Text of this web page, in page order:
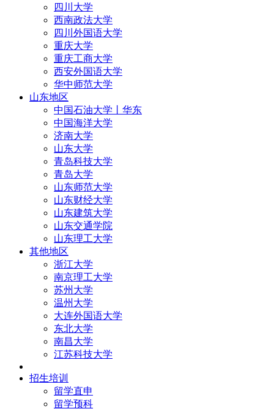
四川大学
西南政法大学
四川外国语大学
重庆大学
重庆工商大学
西安外国语大学
华中师范大学
山东地区
中国石油大学丨华东
中国海洋大学
济南大学
山东大学
青岛科技大学
青岛大学
山东师范大学
山东财经大学
山东建筑大学
山东交通学院
山东理工大学
其他地区
浙江大学
南京理工大学
苏州大学
温州大学
大连外国语大学
东北大学
南昌大学
江苏科技大学
招生培训
留学直申
留学预科